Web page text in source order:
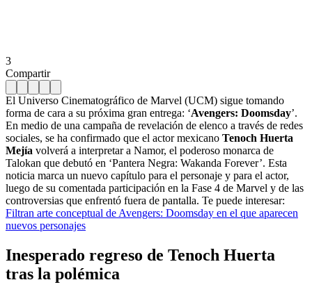
3
Compartir
El Universo Cinematográfico de Marvel (UCM) sigue tomando
forma de cara a su próxima gran entrega: ‘Avengers: Doomsday’.
En medio de una campaña de revelación de elenco a través de redes
sociales, se ha confirmado que el actor mexicano Tenoch Huerta
Mejía volverá a interpretar a Namor, el poderoso monarca de
Talokan que debutó en ‘Pantera Negra: Wakanda Forever’. Esta
noticia marca un nuevo capítulo para el personaje y para el actor,
luego de su comentada participación en la Fase 4 de Marvel y de las
controversias que enfrentó fuera de pantalla. Te puede interesar:
Filtran arte conceptual de Avengers: Doomsday en el que aparecen
nuevos personajes
Inesperado regreso de Tenoch Huerta
tras la polémica